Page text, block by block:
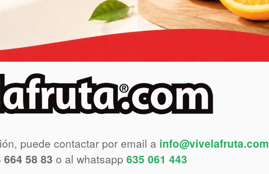
puede contactar por email a info@vivelafruta.com
664 58 83 o al whatsapp 635 061 443